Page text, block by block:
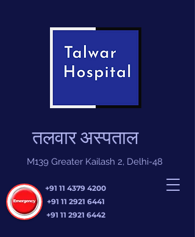
तलवार अस्पताल
+91 11 4379 4200
+91 11 2921 6441
+91 11 2921 6442
M139 Greater Kailash 2, Delhi-48